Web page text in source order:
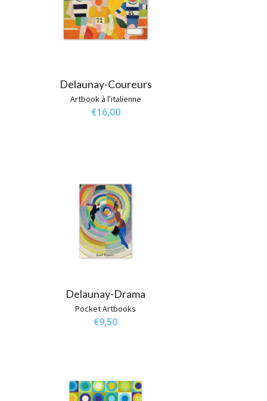
Delaunay-Coureurs
Artbook à l'italienne
€16,00
Delaunay-Drama
Pocket Artbooks
€9,50